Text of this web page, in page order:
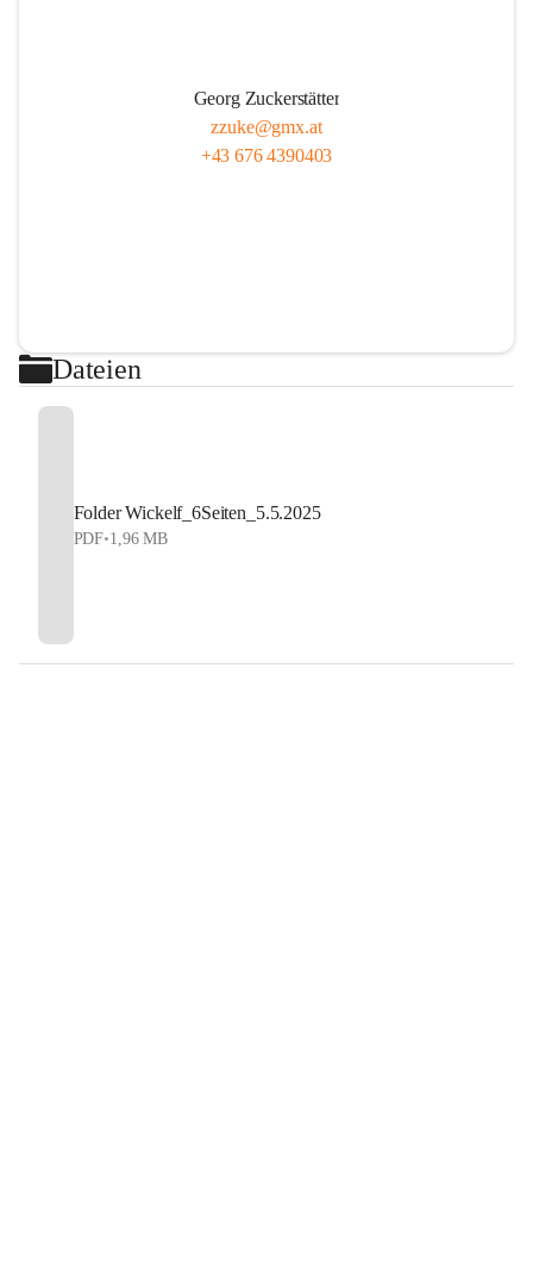
Georg Zuckerstätter
zzuke@gmx.at
+43 676 4390403
Dateien
Folder Wickelf_6Seiten_5.5.2025
PDF•1,96 MB